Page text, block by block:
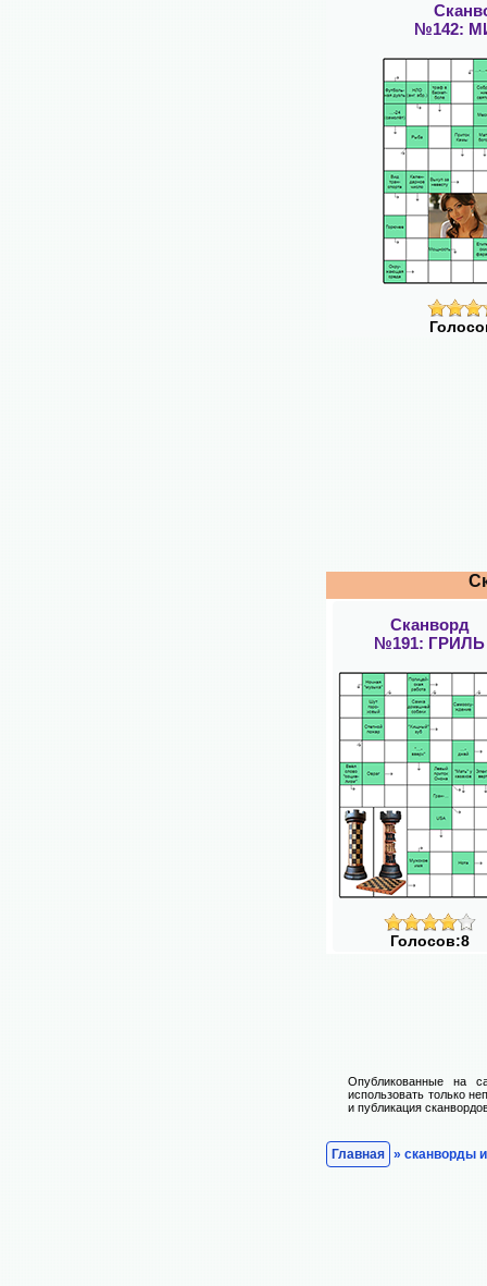
№142:
Сканворд
№191: ГРИЛЬ
Голосов:8
Опубликованные на
использовать только
и публикация
Главная » сканворды